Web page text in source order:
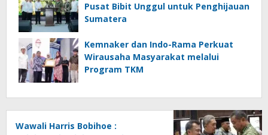
Pusat Bibit Unggul untuk Penghijauan
Sumatera
Kemnaker dan Indo-Rama Perkuat
Wirausaha Masyarakat melalui
Program TKM
Wawali Harris Bobihoe :